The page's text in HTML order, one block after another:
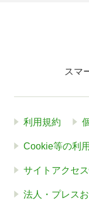
スマ
利用規約
Cookie等の利
サイトアクセ
法人・プレス